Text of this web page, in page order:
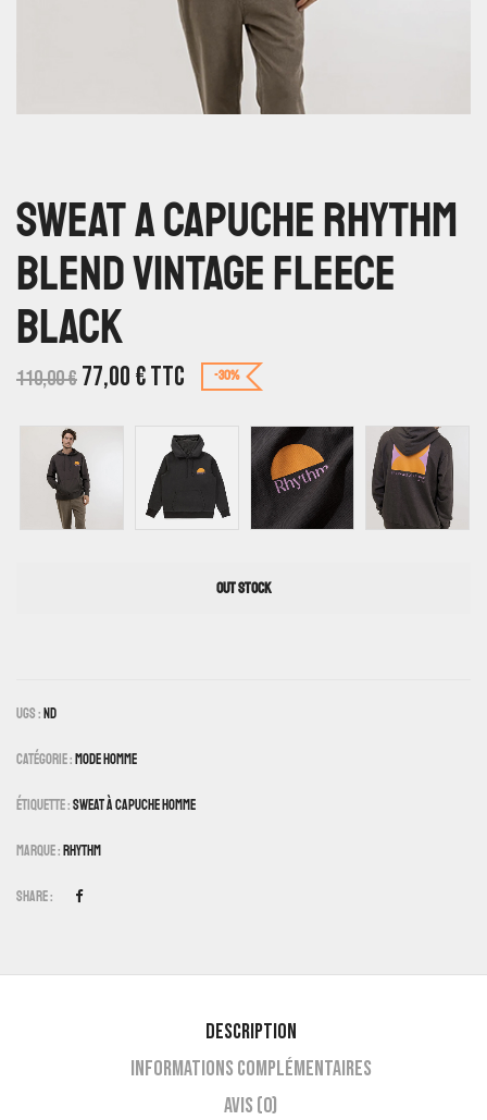
Sweat A Capuche Rhythm
Blend Vintage Fleece
Black
110,00€ 77,00€TTC -30%
OUT STOCK
UGS : ND
Catégorie : Mode Homme
Étiquette :Sweat À Capuche Homme
Marque : Rhythm
Share :
Description
Informations complémentaires
Avis (0)